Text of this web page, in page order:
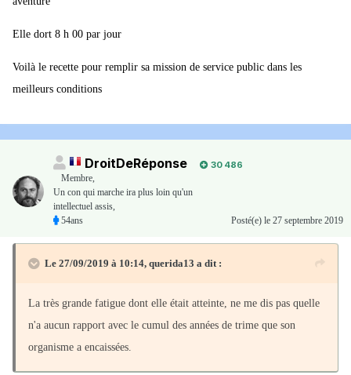
Elle dort 8 h 00 par jour
Voilà le recette pour remplir sa mission de service public dans les
meilleurs conditions
DroitDeRéponse
30 486
Membre,
Un con qui marche ira plus loin qu'un
intellectuel assis,
54ans
Posté(e) le 27 septembre 2019
Le 27/09/2019 à 10:14, querida13 a dit :
La très grande fatigue dont elle était atteinte, ne me dis pas quelle
n'a aucun rapport avec le cumul des années de trime que son
organisme a encaissées.